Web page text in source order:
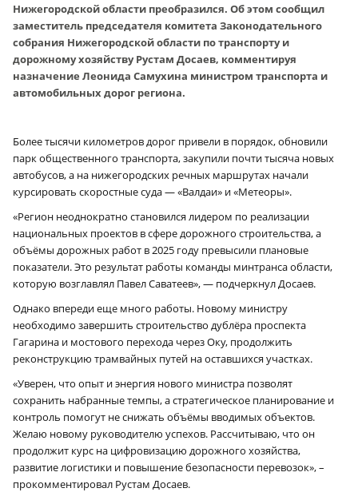
Нижегородской области преобразился. Об этом сообщил
заместитель председателя комитета Законодательного
собрания Нижегородской области по транспорту и
дорожному хозяйству Рустам Досаев, комментируя
назначение Леонида Самухина министром транспорта и
автомобильных дорог региона.
Более тысячи километров дорог привели в порядок, обновили
парк общественного транспорта, закупили почти тысяча новых
автобусов, а на нижегородских речных маршрутах начали
курсировать скоростные суда — «Валдаи» и «Метеоры».
«Регион неоднократно становился лидером по реализации
национальных проектов в сфере дорожного строительства, а
объёмы дорожных работ в 2025 году превысили плановые
показатели. Это результат работы команды минтранса области,
которую возглавлял Павел Саватеев», — подчеркнул Досаев.
Однако впереди еще много работы. Новому министру
необходимо завершить строительство дублёра проспекта
Гагарина и мостового перехода через Оку, продолжить
реконструкцию трамвайных путей на оставшихся участках.
«Уверен, что опыт и энергия нового министра позволят
сохранить набранные темпы, а стратегическое планирование и
контроль помогут не снижать объёмы вводимых объектов.
Желаю новому руководителю успехов. Рассчитываю, что он
продолжит курс на цифровизацию дорожного хозяйства,
развитие логистики и повышение безопасности перевозок», –
прокомментировал Рустам Досаев.